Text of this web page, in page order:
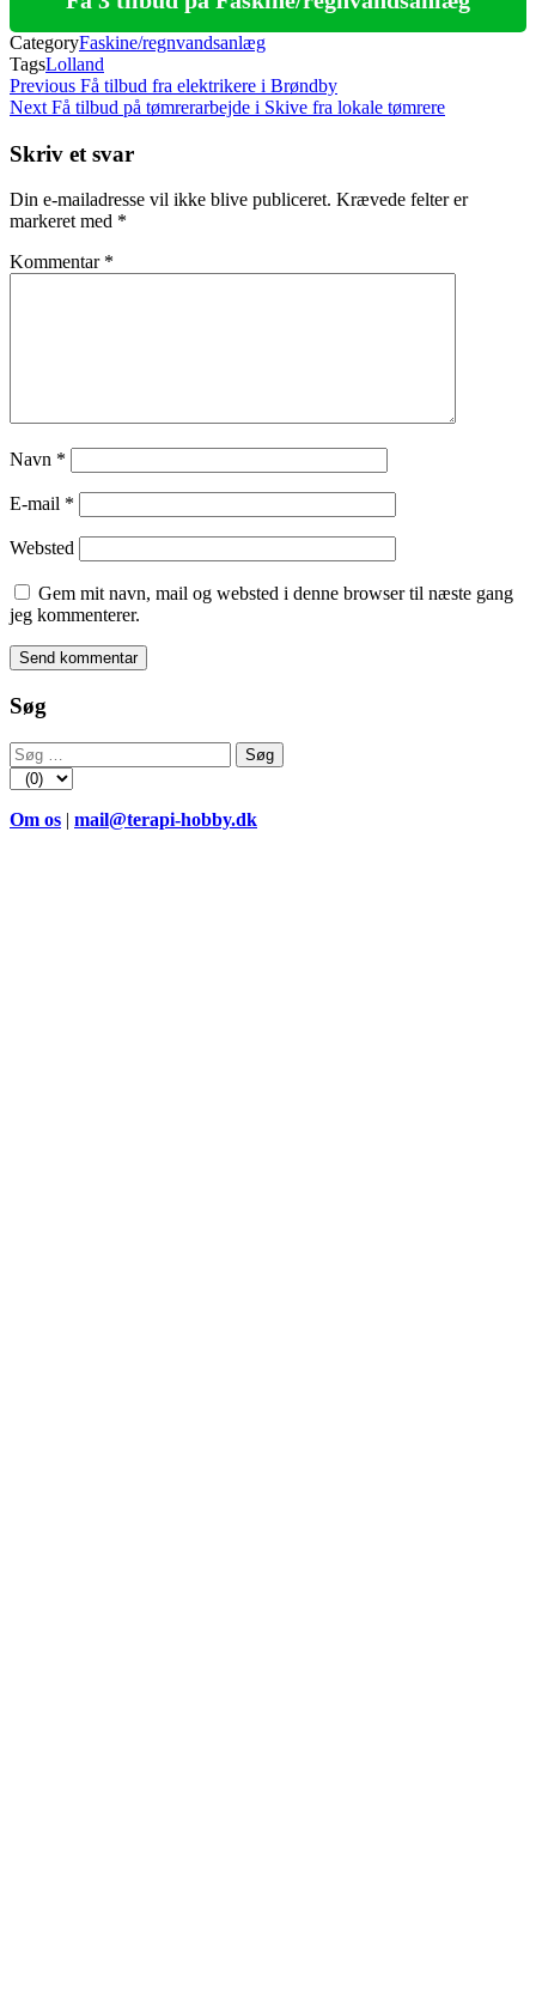
CategoryFaskine/regnvandsanlæg
TagsLolland
Indlægsnavigation
Previous
Post
Previous Få tilbud fra elektrikere i Brøndby
Next
Next Få tilbud på tømrerarbejde i Skive fra lokale tømrere
Skriv et svar
Din e-mailadresse vil ikke blive publiceret. Krævede felter er
markeret med *
Kommentar *
Navn *
E-mail *
Websted
Gem mit navn, mail og websted i denne browser til næste gang
jeg kommenterer.
Søg
Søg
efter:
Om os | mail@terapi-hobby.dk